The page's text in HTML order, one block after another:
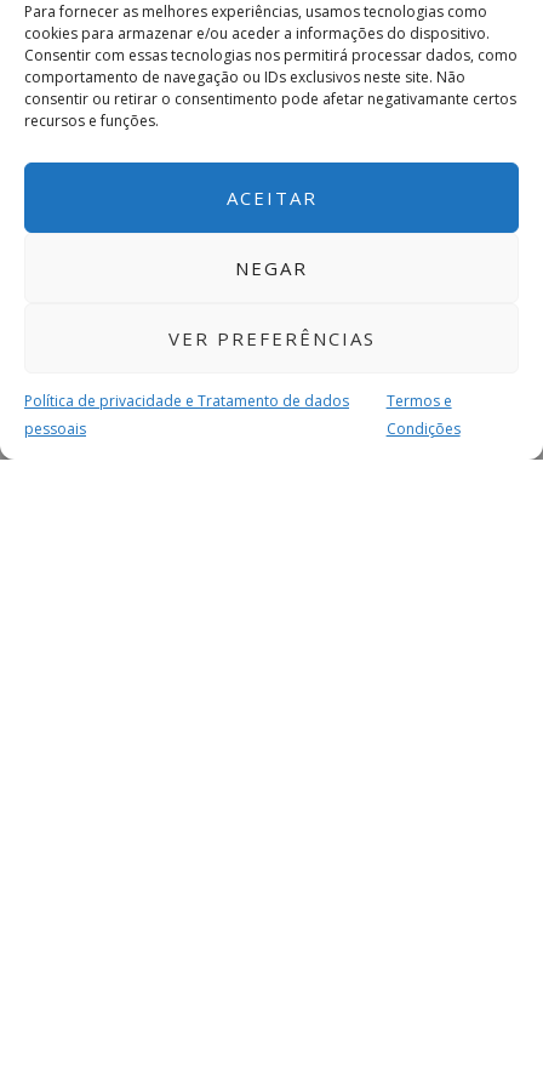
Para fornecer as melhores experiências, usamos tecnologias como
cookies para armazenar e/ou aceder a informações do dispositivo.
Consentir com essas tecnologias nos permitirá processar dados, como
comportamento de navegação ou IDs exclusivos neste site. Não
consentir ou retirar o consentimento pode afetar negativamante certos
recursos e funções.
ACEITAR
NEGAR
VER PREFERÊNCIAS
Política de privacidade e Tratamento de dados
pessoais
Termos e
Condições